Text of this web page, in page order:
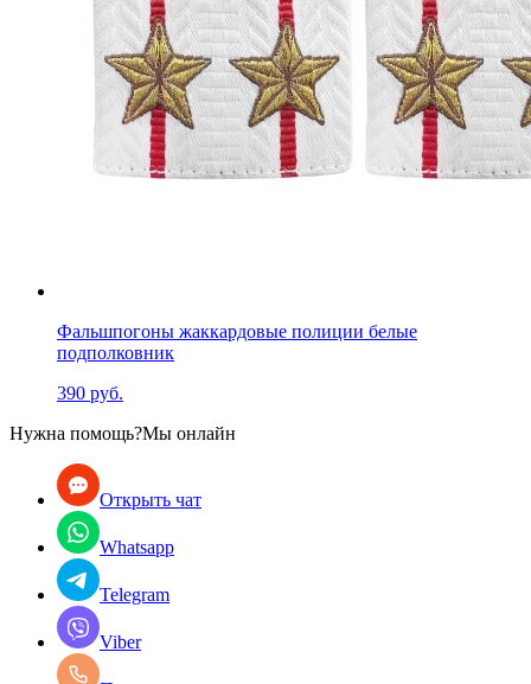
Фальшпогоны жаккардовые полиции белые
подполковник
390 руб.
Нужна помощь?Мы онлайн
Открыть чат
Whatsapp
Telegram
Viber